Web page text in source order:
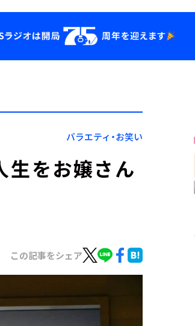
YouTube
会社情報
バラエティ・お笑い
生をお嬢さん
この記事をシェア